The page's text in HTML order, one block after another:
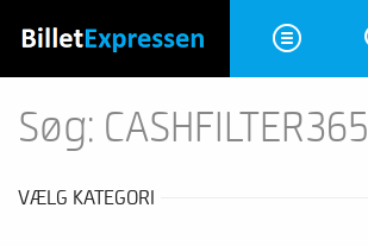
Søg: CASHFILTER365
VÆLG KATEGORI